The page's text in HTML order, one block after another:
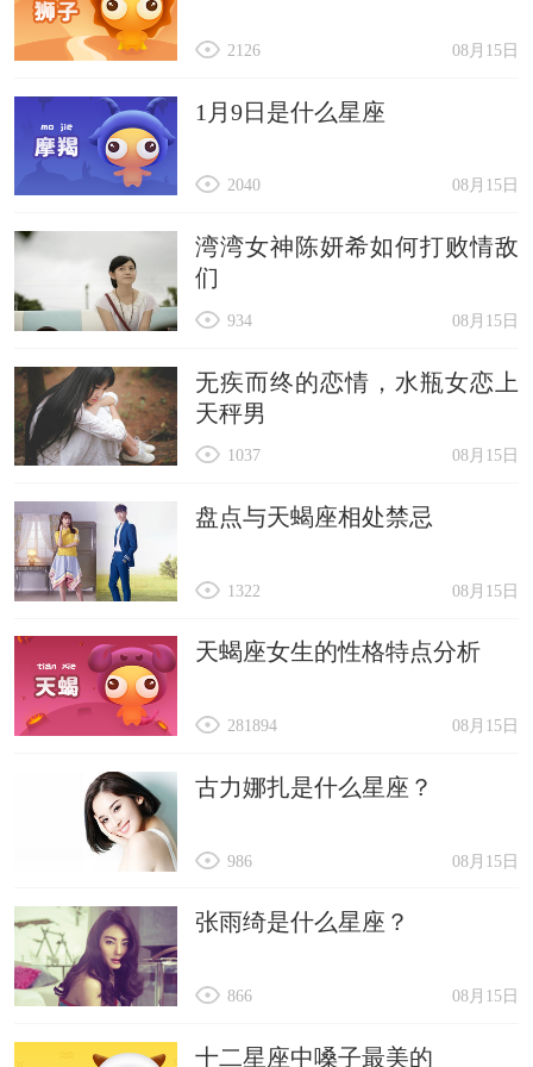
08月15日
2126
1月9日是什么星座
08月15日
2040
湾湾女神陈妍希如何打败情敌
们
08月15日
934
无疾而终的恋情，水瓶女恋上
天秤男
08月15日
1037
盘点与天蝎座相处禁忌
08月15日
1322
天蝎座女生的性格特点分析
08月15日
281894
古力娜扎是什么星座？
08月15日
986
张雨绮是什么星座？
08月15日
866
十二星座中嗓子最美的